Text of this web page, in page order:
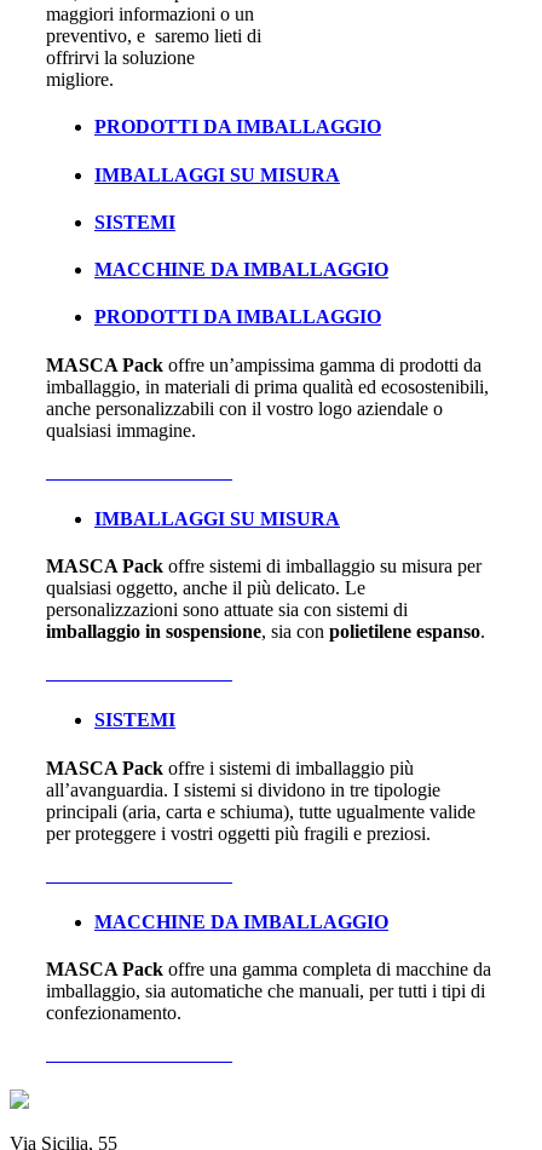
maggiori informazioni o un
preventivo, e saremo lieti di
offrirvi la soluzione
migliore.
PRODOTTI DA IMBALLAGGIO
IMBALLAGGI SU MISURA
SISTEMI
MACCHINE DA IMBALLAGGIO
PRODOTTI DA IMBALLAGGIO
MASCA Pack offre un’ampissima gamma di prodotti da
imballaggio, in materiali di prima qualità ed ecosostenibili,
anche personalizzabili con il vostro logo aziendale o
qualsiasi immagine.
IMBALLAGGI SU MISURA
MASCA Pack offre sistemi di imballaggio su misura per
qualsiasi oggetto, anche il più delicato. Le
personalizzazioni sono attuate sia con sistemi di
imballaggio in sospensione, sia con polietilene espanso.
SISTEMI
MASCA Pack offre i sistemi di imballaggio più
all’avanguardia. I sistemi si dividono in tre tipologie
principali (aria, carta e schiuma), tutte ugualmente valide
per proteggere i vostri oggetti più fragili e preziosi.
MACCHINE DA IMBALLAGGIO
MASCA Pack offre una gamma completa di macchine da
imballaggio, sia automatiche che manuali, per tutti i tipi di
confezionamento.
Via Sicilia, 55